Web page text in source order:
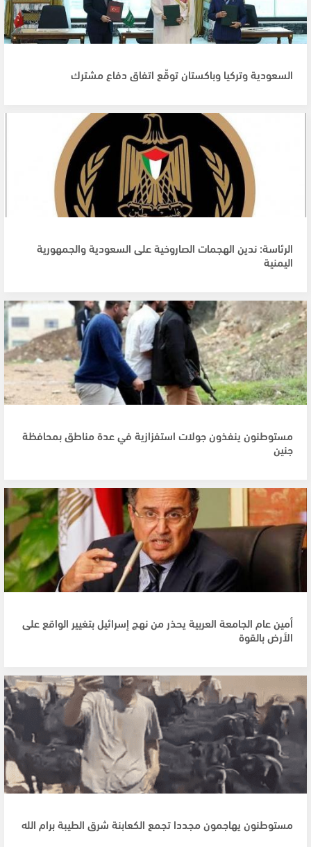
السعودية وتركيا وباكستان توقّع اتفاق دفاع مشترك
الرئاسة: ندين الهجمات الصاروخية على السعودية والجمهورية
اليمنية
مستوطنون ينفذون جولات استفزازية في عدة مناطق بمحافظة
جنين
أمين عام الجامعة العربية يحذر من نهج إسرائيل بتغيير الواقع على
الأرض بالقوة
مستوطنون يهاجمون مجددا تجمع الكعابنة شرق الطيبة برام الله